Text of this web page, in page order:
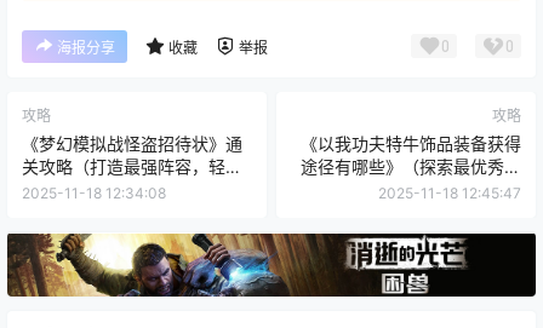
海报分享 收藏 举报 0 0
攻略
《梦幻模拟战怪盗招待状》通
关攻略（打造最强阵容，轻松
过关）
2025-11-18 12:34:08
攻略
《以我功夫特牛饰品装备获得
途径有哪些》（探索最优秀饰
品装备的获取方式）
2025-11-18 12:45:47